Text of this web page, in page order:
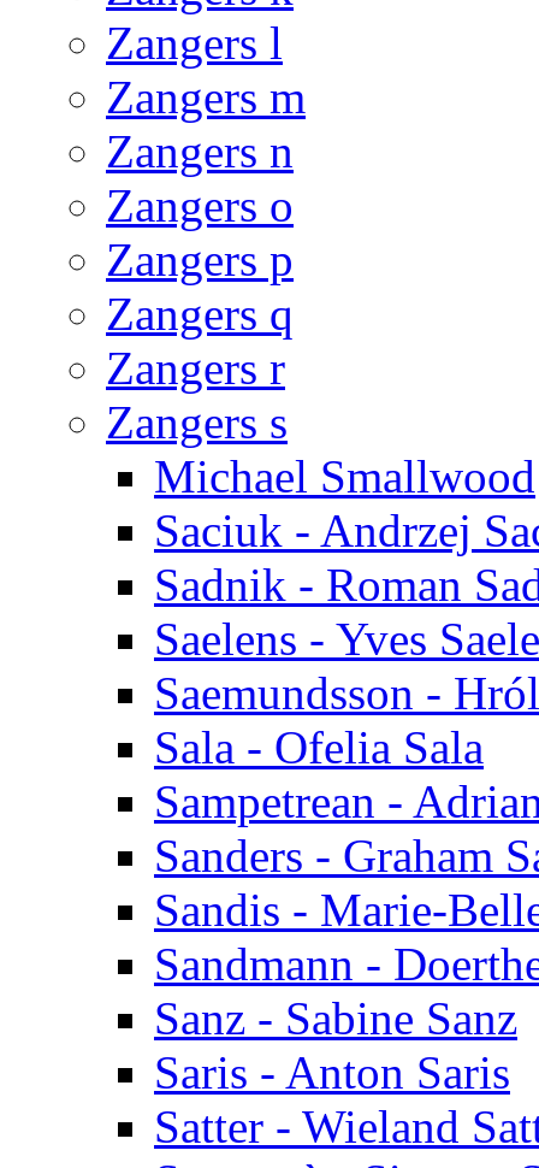
Zangers l
Zangers m
Zangers n
Zangers o
Zangers p
Zangers q
Zangers r
Zangers s
Michael Smallwood
Saciuk - Andrzej
Sadnik - Roman
Saelens - Yves
Saemundsson -
Sala - Ofelia Sala
Sampetrean -
Sanders - Graham
Sandis - Marie-
Sandmann -
Sanz - Sabine Sanz
Saris - Anton Saris
Satter - Wieland